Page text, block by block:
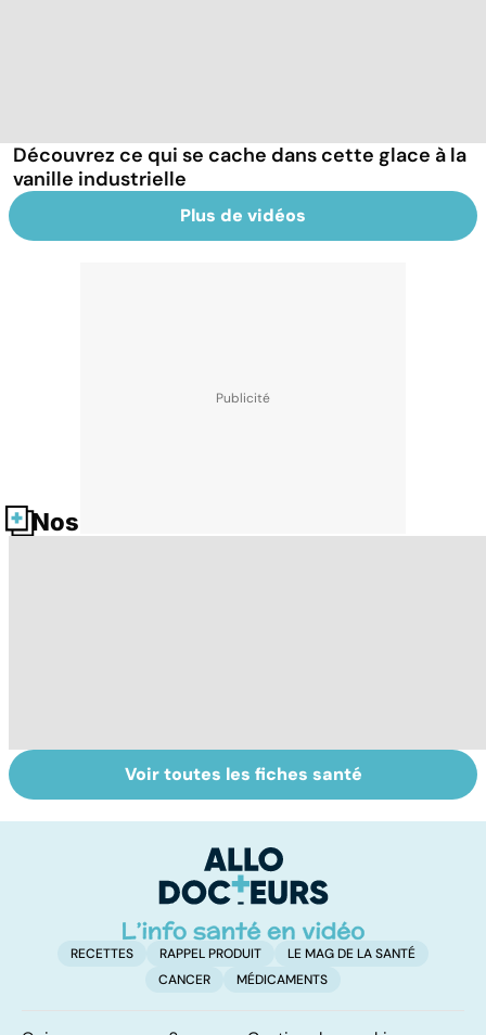
Découvrez ce qui se cache dans cette glace à la
vanille industrielle
Plus de vidéos
Nos fiches santé
Le TDAH, un
trouble de
hyperactivité
Violences
sexuelles :
remettre ?
Voir toutes les fiches santé
RECETTES RAPPEL PRODUIT
LE MAG DE LA SANTÉ
CANCER
MÉDICAMENTS